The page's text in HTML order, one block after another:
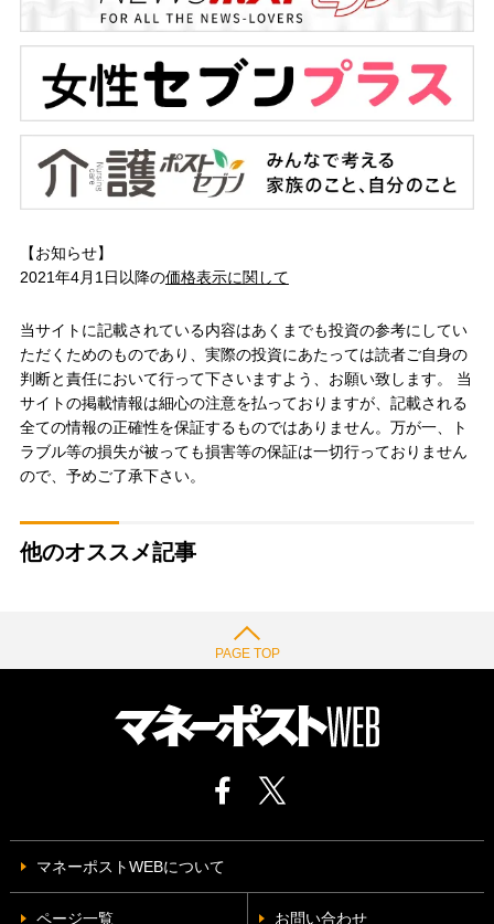
【お知らせ】
2021年4月1日以降の価格表示に関して
当サイトに記載されている内容はあくまでも投資の参考にしてい
ただくためのものであり、実際の投資にあたっては読者ご自身の
判断と責任において行って下さいますよう、お願い致します。 当
サイトの掲載情報は細心の注意を払っておりますが、記載される
全ての情報の正確性を保証するものではありません。万が一、ト
ラブル等の損失が被っても損害等の保証は一切行っておりません
ので、予めご了承下さい。
他のオススメ記事
PAGE TOP
マネーポストWEBについて
ページ一覧 お問い合わせ